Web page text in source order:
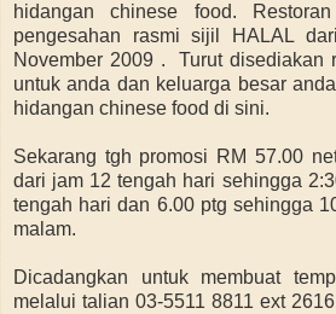
hidangan chinese food.
pengesahan rasmi sijil HALAL
November 2009 . Turut disediakan
untuk anda dan keluarga besar
hidangan chinese food di sini.
Sekarang tgh promosi RM 57.00
dari jam 12 tengah hari sehingga
tengah hari dan 6.00 ptg sehingga
malam.
Dicadangkan untuk membuat
melalui talian 03-5511 8811 ext